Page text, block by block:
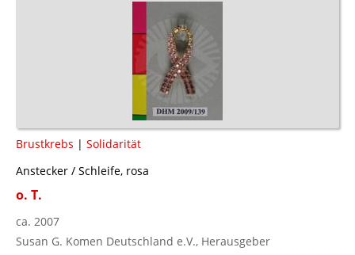
Brustkrebs | Solidarität
Anstecker / Schleife, rosa
o. T.
ca. 2007
Susan G. Komen Deutschland e.V., Herausgeber